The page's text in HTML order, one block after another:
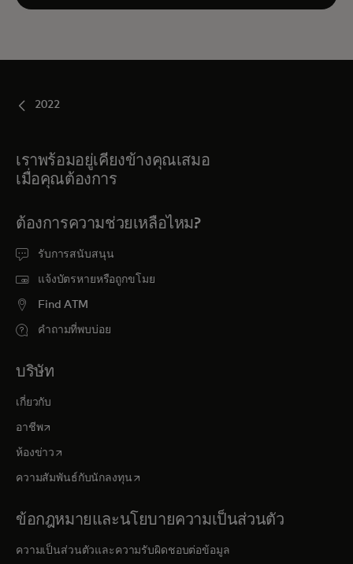
2022
เราพร้อมอยู่เคียงข้างคุณเสมอ
เมื่อคุณต้องการ
ต้องการความช่วยเหลือไหม?
รับการสนับสนุน
แจ้งบัตรหายหรือถูกขโมย
Find ATM
คำถามที่พบบ่อย
บริษัท
เกี่ยวกับ
อาชีพopens in a new tab
ห้องข่าว opens in a new tab
ความสัมพันธ์กับนักลงทุนopens in a new tab
ข้อกฎหมายและนโยบายความเป็นส่วนตัว
ความเป็นส่วนตัวและความรับผิดชอบต่อข้อมูล